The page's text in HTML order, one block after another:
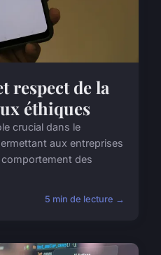
respect de la
éthiques
crucial dans le
aux entreprises
des
5 min de lecture →